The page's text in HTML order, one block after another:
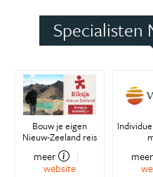
Specialisten
Bouw je eigen
Nieuw-Zeeland reis
meer
website
meer